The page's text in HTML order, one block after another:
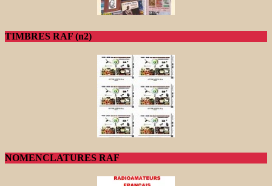
TIMBRES RAF (n2)
NOMENCLATURES RAF